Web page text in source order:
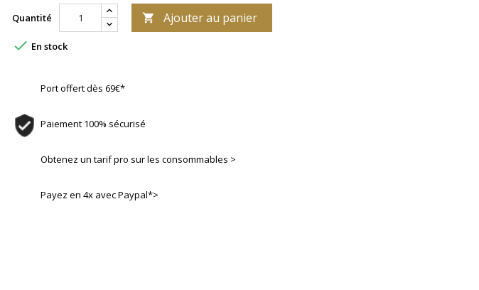
Quantité  Ajouter au panier
 En stock
Port offert dès 69€*
Paiement 100% sécurisé
Obtenez un tarif pro sur les consommables >
Payez en 4x avec Paypal*>